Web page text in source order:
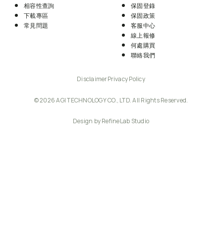
相容性查詢
下載專區
常見問題
保固登錄
保固政策
客服中心
線上報修
何處購買
聯絡我們
DisclaimerPrivacy Policy
© 2026 AGI TECHNOLOGY CO., LTD. All Rights Reserved.
Design by RefineLab Studio